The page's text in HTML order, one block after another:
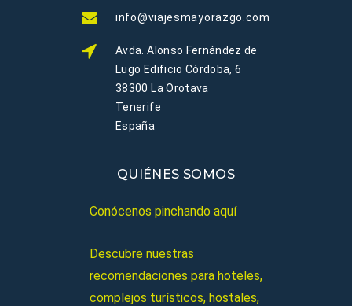
info@viajesmayorazgo.com
Avda. Alonso Fernández de
Lugo Edificio Córdoba, 6
38300 La Orotava
Tenerife
España
QUIÉNES SOMOS
Conócenos pinchando aquí
Descubre nuestras
recomendaciones para hoteles,
complejos turísticos, hostales,